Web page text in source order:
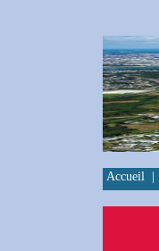
Accueil